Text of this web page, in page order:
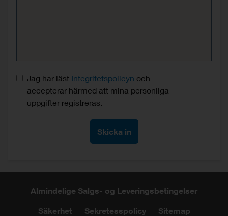
Dataskyddssamtycke
Jag har läst Integritetspolicyn och
accepterar härmed att mina personliga
uppgifter registreras.
Almindelige Salgs- og Leveringsbetingelser
Säkerhet Sekretesspolicy Sitemap